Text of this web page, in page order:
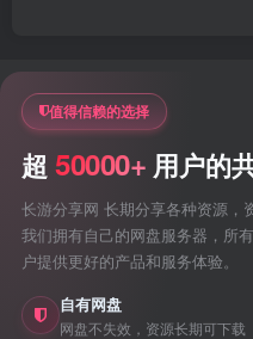
值得信赖的选择
超 50000+ 用户的
长游分享网 长期分享各种资源，
我们拥有自己的网盘服务器，所
户提供更好的产品和服务体验。
自有网盘
网盘不失效，资源长期可下载